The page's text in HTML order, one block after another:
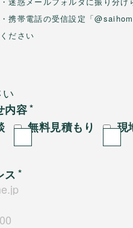
・携帯電話の受信設定「
ください
内容
無料見積もり 現
ス